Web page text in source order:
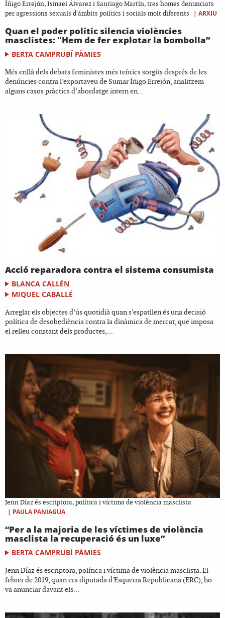
Íñigo Errejón, Ismael Álvarez i Santiago Martín, tres homes denunciats
per agressions sexuals d'àmbits polítics i socials molt diferents
| ARXIU
Quan el poder polític silencia violències
masclistes: "Hem de fer explotar la bombolla”
BERTA CAMPRUBÍ PÀMIES
Més enllà dels debats feministes més teòrics sorgits després de les
denúncies contra l’exportaveu de Sumar Íñigo Errejón, analitzem
alguns casos pràctics d’abordatge intern en...
Acció reparadora contra el sistema consumista
BLANCA CALLÉN
MIQUEL CABALLÉ
Arreglar els objectes d’ús quotidià quan s’espatllen és una decisió
política de desobediència contra la dinàmica de mercat, que imposa
el relleu constant dels productes,...
Jenn Díaz és escriptora, política i víctima de violència masclista
| PAULA PANIAGUA
“Per a la majoria de les víctimes de violència
masclista la recuperació és un luxe”
BERTA CAMPRUBÍ PÀMIES
Jenn Díaz és escriptora, política i víctima de violència masclista. El
febrer de 2019, quan era diputada d'Esquerra Republicana (ERC), ho
va anunciar davant els...